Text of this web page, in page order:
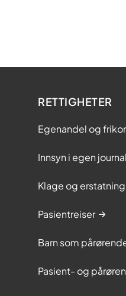
RETTIGHETER
Egenandel og
Innsyn i egen journal
Klage og erstatning
Pasientreiser
Barn som
Pasient- og